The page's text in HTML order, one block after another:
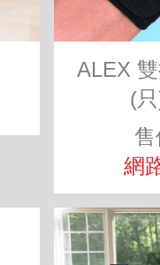
ALEX
(
網